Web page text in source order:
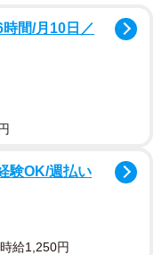
間/月10日／
験OK/週払い
給1,250円